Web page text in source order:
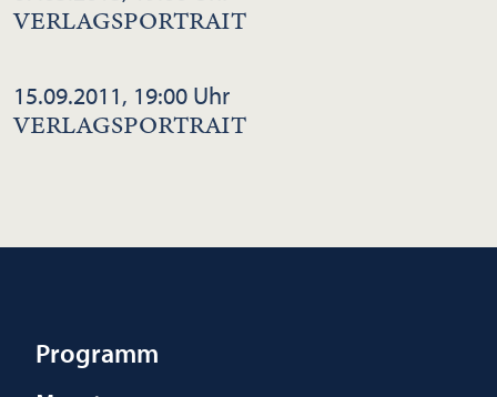
VERLAGSPORTRAIT
15.09.2011, 19:00 Uhr
VERLAGSPORTRAIT
Programm